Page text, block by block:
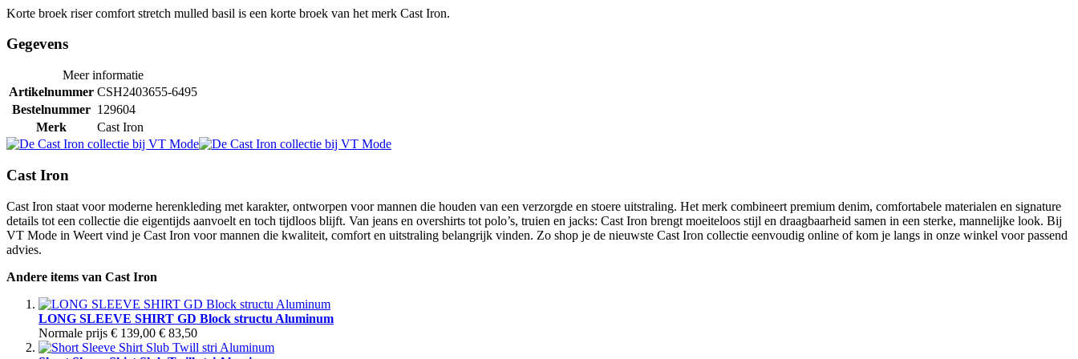
Korte broek riser comfort stretch mulled basil is een korte broek van het merk Cast Iron.
Gegevens
Meer informatie
Artikelnummer CSH2403655-6495
Bestelnummer 129604
Merk
Cast Iron
Cast Iron
Cast Iron staat voor moderne herenkleding met karakter, ontworpen voor mannen die houden van een verzorgde en stoere uitstraling. Het merk combineert premium denim, comfortabele materialen en signature
details tot een collectie die eigentijds aanvoelt en toch tijdloos blijft. Van jeans en overshirts tot polo’s, truien en jacks: Cast Iron brengt moeiteloos stijl en draagbaarheid samen in een sterke, mannelijke look. Bij
VT Mode in Weert vind je Cast Iron voor mannen die kwaliteit, comfort en uitstraling belangrijk vinden. Zo shop je de nieuwste Cast Iron collectie eenvoudig online of kom je langs in onze winkel voor passend
advies.
Andere items van Cast Iron
LONG SLEEVE SHIRT GD Block structu Aluminum
Normale prijs € 139,00 € 83,50